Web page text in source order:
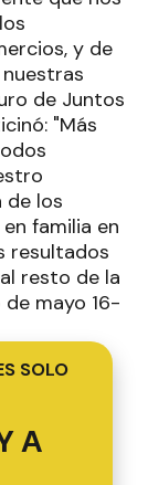
y de
de Juntos
"Más
de los
familia en
resultados
resto de la
mayo 16-
SOLO
A